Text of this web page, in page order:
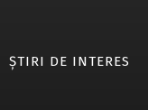
ȘTIRI DE INTERES